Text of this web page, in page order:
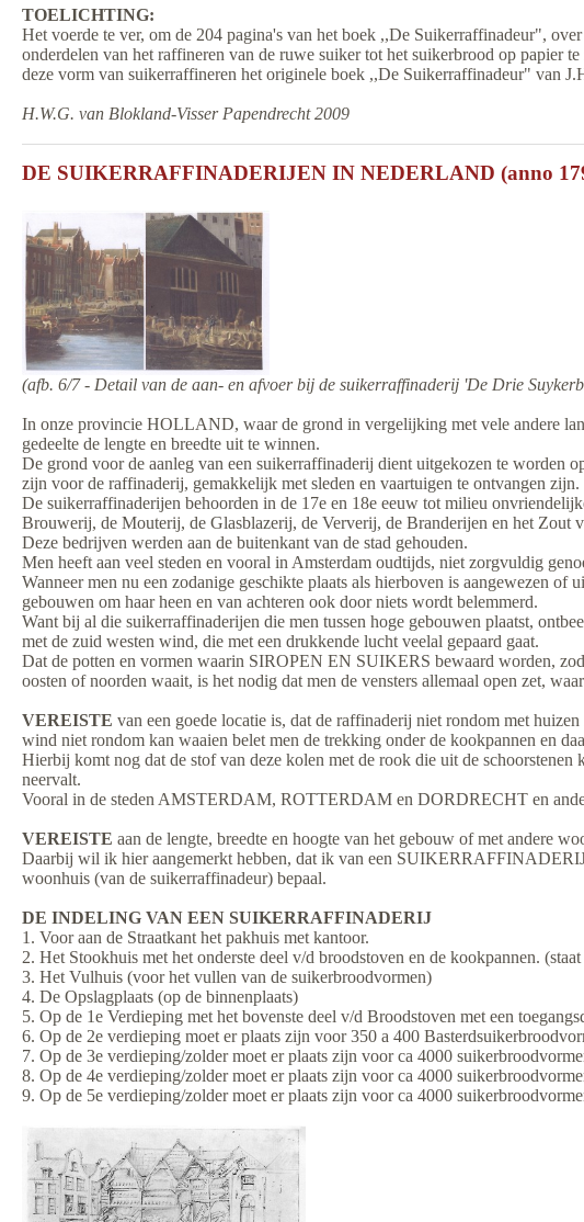
TOELICHTING:
Het voerde te ver, om de 204 pagina's van het boek ,,De Suikerraffinadeur",
onderdelen van het raffineren van de ruwe suiker tot het suikerbrood op papier
deze vorm van suikerraffineren het originele boek ,,De Suikerraffinadeur" van
H.W.G. van Blokland-Visser Papendrecht 2009
DE SUIKERRAFFINADERIJEN IN NEDERLAND (anno
(afb. 6/7 - Detail van de aan- en afvoer bij de suikerraffinaderij 'De Drie
In onze provincie HOLLAND, waar de grond in vergelijking met vele andere
gedeelte de lengte en breedte uit te winnen.
De grond voor de aanleg van een suikerraffinaderij dient uitgekozen te worden
zijn voor de raffinaderij, gemakkelijk met sleden en vaartuigen te ontvangen zijn.
De suikerraffinaderijen behoorden in de 17e en 18e eeuw tot milieu
Brouwerij, de Mouterij, de Glasblazerij, de Ververij, de Branderijen en het Zout
Deze bedrijven werden aan de buitenkant van de stad gehouden.
Men heeft aan veel steden en vooral in Amsterdam oudtijds, niet zorgvuldig
Wanneer men nu een zodanige geschikte plaats als hierboven is aangewezen
gebouwen om haar heen en van achteren ook door niets wordt belemmerd.
Want bij al die suikerraffinaderijen die men tussen hoge gebouwen plaatst,
met de zuid westen wind, die met een drukkende lucht veelal gepaard gaat.
Dat de potten en vormen waarin SIROPEN EN SUIKERS bewaard worden,
oosten of noorden waait, is het nodig dat men de vensters allemaal open zet,
VEREISTE van een goede locatie is, dat de raffinaderij niet rondom met
wind niet rondom kan waaien belet men de trekking onder de kookpannen en
Hierbij komt nog dat de stof van deze kolen met de rook die uit de schoorstenen
neervalt.
Vooral in de steden AMSTERDAM, ROTTERDAM en DORDRECHT en
VEREISTE aan de lengte, breedte en hoogte van het gebouw of met andere
Daarbij wil ik hier aangemerkt hebben, dat ik van een SUIKERRAFFINADERIJ
woonhuis (van de suikerraffinadeur) bepaal.
DE INDELING VAN EEN SUIKERRAFFINADERIJ
1. Voor aan de Straatkant het pakhuis met kantoor.
2. Het Stookhuis met het onderste deel v/d broodstoven en de kookpannen.
3. Het Vulhuis (voor het vullen van de suikerbroodvormen)
4. De Opslagplaats (op de binnenplaats)
5. Op de 1e Verdieping met het bovenste deel v/d Broodstoven met een
6. Op de 2e verdieping moet er plaats zijn voor 350 a 400
7. Op de 3e verdieping/zolder moet er plaats zijn voor ca 4000
8. Op de 4e verdieping/zolder moet er plaats zijn voor ca 4000
9. Op de 5e verdieping/zolder moet er plaats zijn voor ca 4000